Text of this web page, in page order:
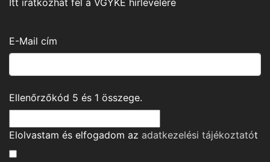
Itt iratkozhat fel a VGYKE hírlevelére
E-Mail cím
Ellenőrzőkód 5 és 1 összege.
Elolvastam és elfogadom az adatkezelési tájékoztatót